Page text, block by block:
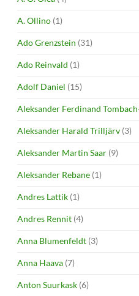
A. Ollino (1)
Ado Grenzstein (31)
Ado Reinvald (1)
Adolf Daniel (15)
Aleksander Ferdinand
Aleksander Harald Trilljärv (3)
Aleksander Martin Saar (9)
Aleksander Rebane (1)
Andres Lattik (1)
Andres Rennit (4)
Anna Blumenfeldt (3)
Anna Haava (7)
Anton Suurkask (6)